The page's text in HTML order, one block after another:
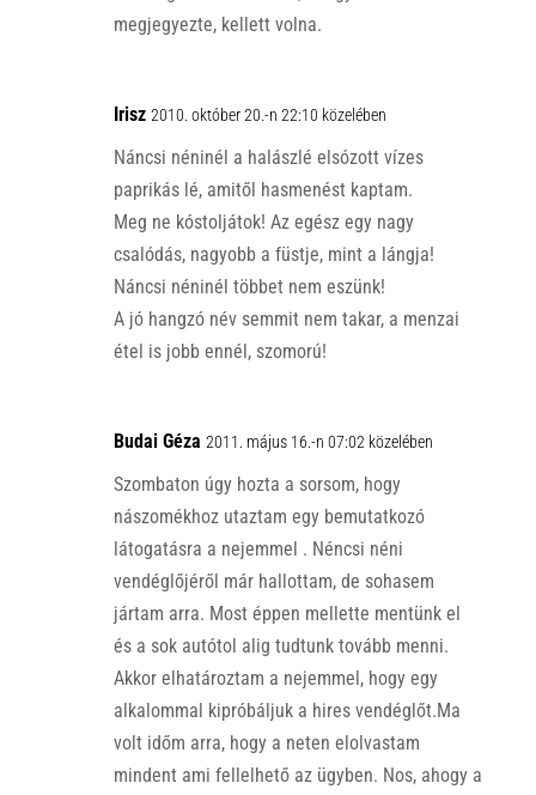
megjegyezte, kellett volna.
Irisz 2010. október 20.-n 22:10 közelében
Náncsi néninél a halászlé elsózott vízes
paprikás lé, amitől hasmenést kaptam.
Meg ne kóstoljátok! Az egész egy nagy
csalódás, nagyobb a füstje, mint a lángja!
Náncsi néninél többet nem eszünk!
A jó hangzó név semmit nem takar, a menzai
étel is jobb ennél, szomorú!
Budai Géza 2011. május 16.-n 07:02 közelében
Szombaton úgy hozta a sorsom, hogy
nászomékhoz utaztam egy bemutatkozó
látogatásra a nejemmel . Néncsi néni
vendéglőjéről már hallottam, de sohasem
jártam arra. Most éppen mellette mentünk el
és a sok autótol alig tudtunk tovább menni.
Akkor elhatároztam a nejemmel, hogy egy
alkalommal kipróbáljuk a hires vendéglőt.Ma
volt időm arra, hogy a neten elolvastam
mindent ami fellelhető az ügyben. Nos, ahogy a